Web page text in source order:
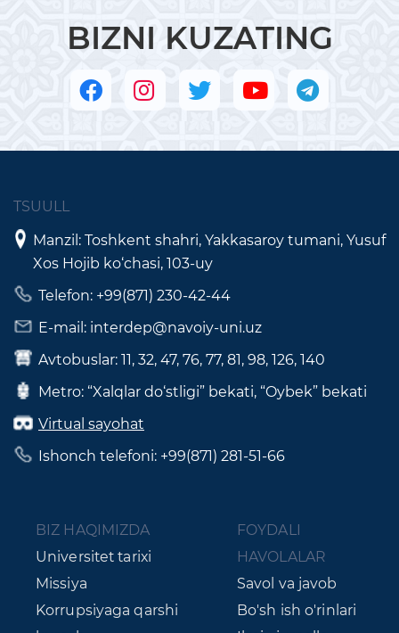
BIZNI KUZATING
TSUULL
Manzil: Toshkent shahri, Yakkasaroy tumani, Yusuf
Xos Hojib ko‘chasi, 103-uy
Telefon: +99(871) 230-42-44
E-mail: interdep@navoiy-uni.uz
Avtobuslar: 11, 32, 47, 76, 77, 81, 98, 126, 140
Metro: “Xalqlar do‘stligi” bekati, “Oybek” bekati
Virtual sayohat
Ishonch telefoni: +99(871) 281-51-66
BIZ HAQIMIZDA
Universitet tarixi
Missiya
Korrupsiyaga qarshi
FOYDALI
HAVOLALAR
Savol va javob
Bo'sh ish o'rinlari